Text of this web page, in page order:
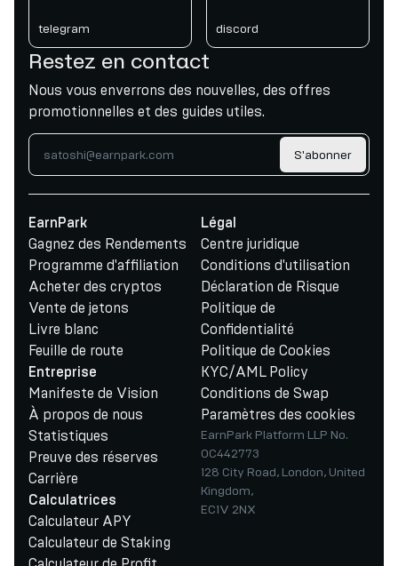
telegram discord
Restez en contact
Nous vous enverrons des nouvelles, des offres
promotionnelles et des guides utiles.
S'abonner
EarnPark
Gagnez des Rendements
Programme d'affiliation
Acheter des cryptos
Vente de jetons
Livre blanc
Feuille de route
Entreprise
Manifeste de Vision
À propos de nous
Statistiques
Preuve des réserves
Carrière
Calculatrices
Calculateur APY
Calculateur de Staking
Légal
Centre juridique
Conditions d'utilisation
Déclaration de Risque
Politique de
Confidentialité
Politique de Cookies
KYC/AML Policy
Conditions de Swap
Paramètres des cookies
EarnPark Platform LLP No.
OC442773
128 City Road, London, United
Kingdom,
EC1V 2NX